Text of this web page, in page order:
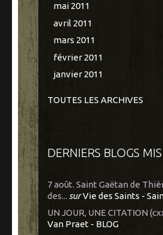
mai 2011
avril 2011
mars 2011
février 2011
janvier 2011
TOUTES LES ARCHIVES
DERNIERS BLOGS
7 août. Saint Gaëtan de
des... surVie des Saints -
UN JOUR, UNE CITATION
Van Praet - BLOG